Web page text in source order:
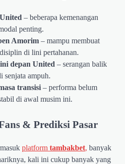
– beberapa kemenangan
penting.
Amorim – mampu membuat
di lini pertahanan.
depan United – serangan balik
senjata ampuh.
transisi – performa belum
di awal musim ini.
& Prediksi Pasar
platform tambakbet, banyak
kali ini cukup banyak yang